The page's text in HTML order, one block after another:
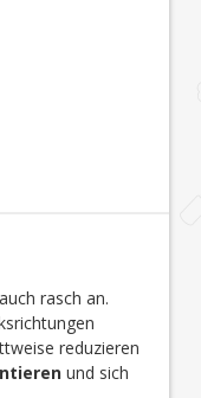
rasch an.
reduzieren
und sich